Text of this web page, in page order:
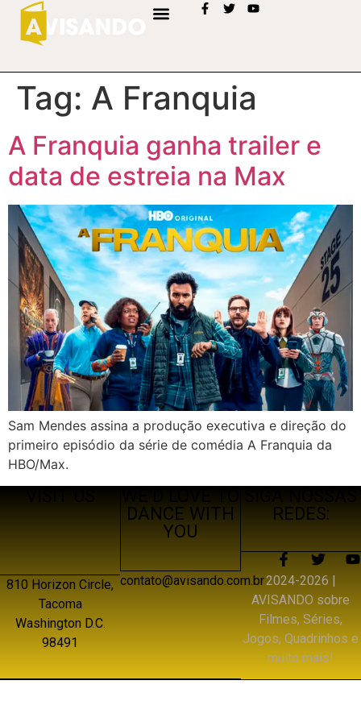
Tag: A Franquia
A Franquia ganha trailer e
data de estreia na Max
Sam Mendes assina a produção executiva e direção do
primeiro episódio da série de comédia A Franquia da
HBO/Max.
810 Horizon Circle,
Tacoma
Washington D.C.
98491
DANCE WITH
YOU
contato@avisando.com.br
REDES:
2024-2026 |
AVISANDO sobre
Filmes, Séries,
Jogos, Quadrinhos e
muito mais!